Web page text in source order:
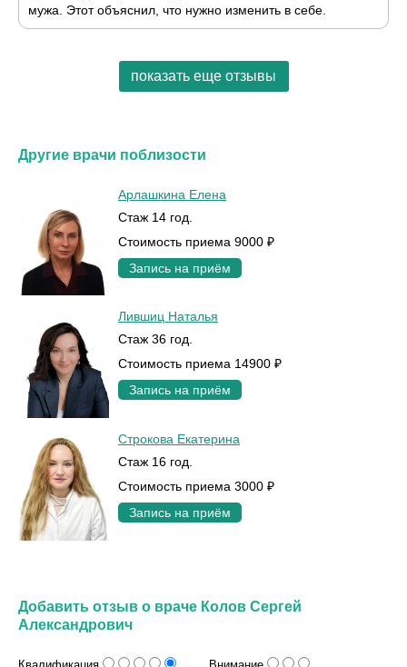
мужа. Этот объяснил, что нужно изменить в себе.
показать еще отзывы
Другие врачи поблизости
Арлашкина Елена
Стаж 14 год.
Стоимость приема 9000 ₽
Запись на приём
Лившиц Наталья
Стаж 36 год.
Стоимость приема 14900 ₽
Запись на приём
Строкова Екатерина
Стаж 16 год.
Стоимость приема 3000 ₽
Запись на приём
Добавить отзыв о враче Колов Сергей
Александрович